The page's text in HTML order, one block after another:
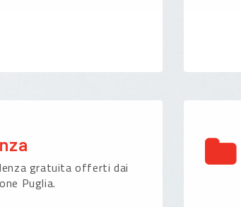
gratuita offerti dai
Puglia.